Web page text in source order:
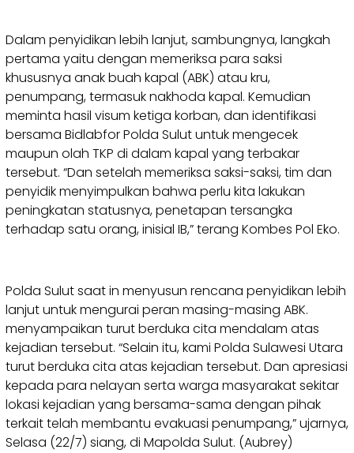
Dalam penyidikan lebih lanjut, sambungnya, langkah
pertama yaitu dengan memeriksa para saksi
khususnya anak buah kapal (ABK) atau kru,
penumpang, termasuk nakhoda kapal. Kemudian
meminta hasil visum ketiga korban, dan identifikasi
bersama Bidlabfor Polda Sulut untuk mengecek
maupun olah TKP di dalam kapal yang terbakar
tersebut. “Dan setelah memeriksa saksi-saksi, tim dan
penyidik menyimpulkan bahwa perlu kita lakukan
peningkatan statusnya, penetapan tersangka
terhadap satu orang, inisial IB,” terang Kombes Pol Eko.
Polda Sulut saat in menyusun rencana penyidikan lebih
lanjut untuk mengurai peran masing-masing ABK.
menyampaikan turut berduka cita mendalam atas
kejadian tersebut. “Selain itu, kami Polda Sulawesi Utara
turut berduka cita atas kejadian tersebut. Dan apresiasi
kepada para nelayan serta warga masyarakat sekitar
lokasi kejadian yang bersama-sama dengan pihak
terkait telah membantu evakuasi penumpang,” ujarnya,
Selasa (22/7) siang, di Mapolda Sulut. (Aubrey)